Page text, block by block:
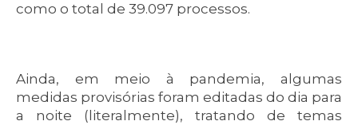
como o total de 39.097 processos.
Ainda, em meio à pandemia, algumas
medidas provisórias foram editadas do dia para
a noite (literalmente), tratando de temas